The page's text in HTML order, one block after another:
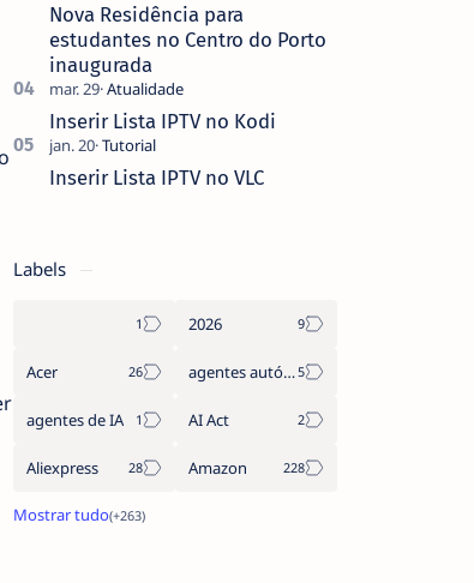
Nova Residência para
estudantes no Centro do Porto
inaugurada
Inserir Lista IPTV no Kodi
Inserir Lista IPTV no VLC
Labels
2026
Acer agentes autónomos
agentes de IA AI Act
Aliexpress Amazon